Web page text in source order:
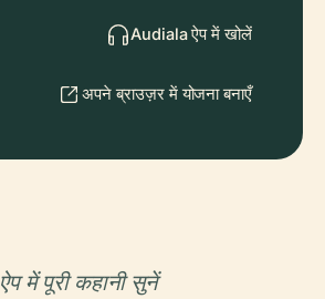
Audiala ऐप में खोलें
अपने ब्राउज़र में योजना बनाएँ
ऐप में पूरी कहानी सुनें